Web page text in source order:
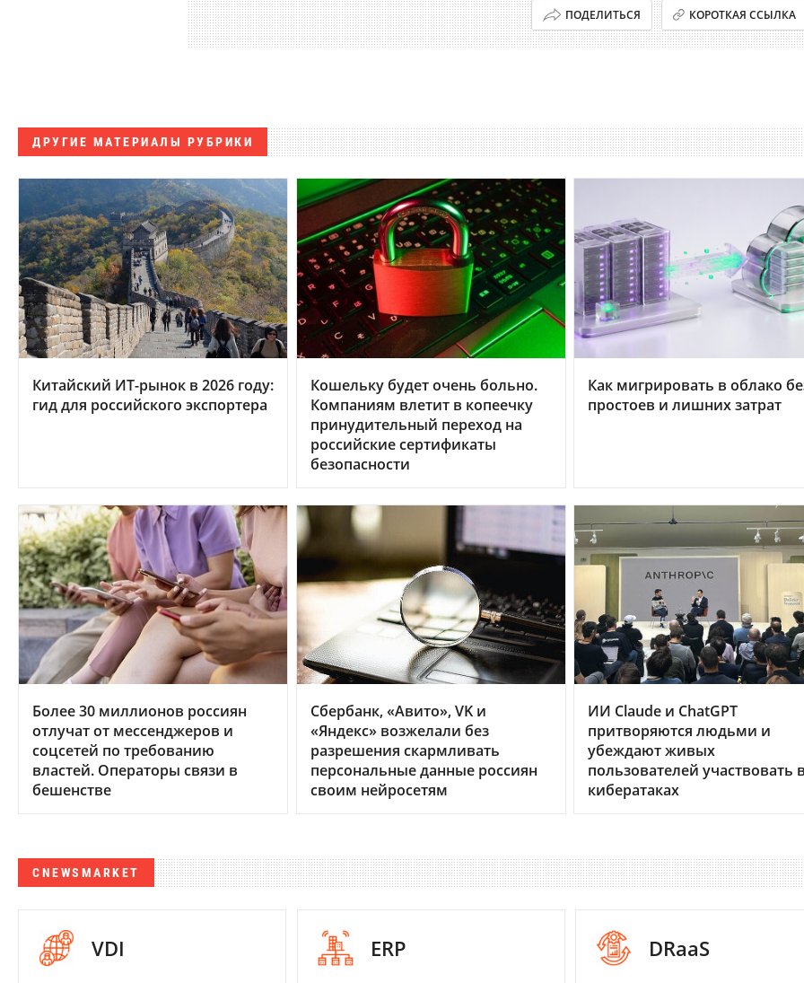
ПОДЕЛИТЬСЯ КОРОТКАЯ ССЫЛКА
ДРУГИЕ МАТЕРИАЛЫ РУБРИКИ
Китайский ИТ-рынок в 2026 году:
гид для российского экспортера
Кошельку будет очень больно.
Компаниям влетит в копеечку
принудительный переход на
российские сертификаты
безопасности
Как мигрировать в облако
простоев и лишних затрат
Более 30 миллионов россиян
отлучат от мессенджеров и
соцсетей по требованию
властей. Операторы связи в
бешенстве
Сбербанк, «Авито», VK и
«Яндекс» возжелали без
разрешения скармливать
персональные данные россиян
своим нейросетям
ИИ Claude и ChatGPT
притворяются людьми и
убеждают живых
пользователей участвовать
кибератаках
CNEWSMARKET
VDI ERP DRaaS